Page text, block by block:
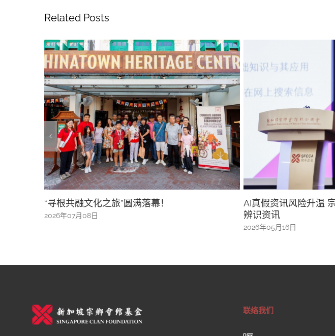
Related Posts
旅”圆满落幕！
AI真假资讯风险升温 宗乡总会办讲座助公众防骗
联络我们